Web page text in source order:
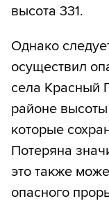
высота 331.
Однако
осуществил
села Красный
районе
которые
Потеряна
это также
опасного